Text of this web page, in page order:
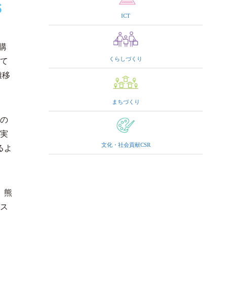
移
よ
熊
ICT
くらしづくり
まちづくり
文化・社会貢献CSR